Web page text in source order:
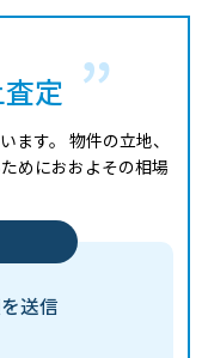
定
ます。 物件の立地、
めにおおよその相場
送信